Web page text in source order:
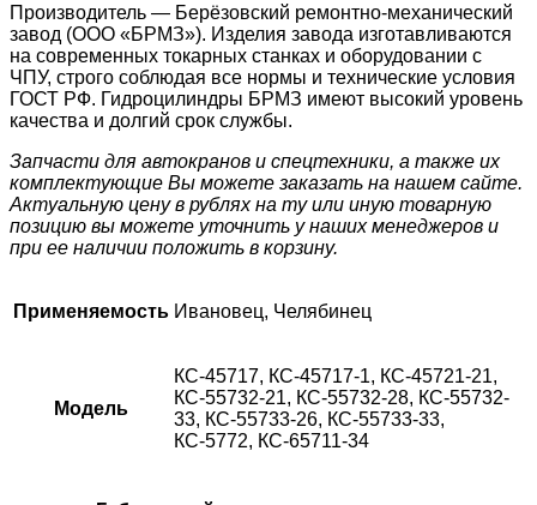
Производитель — Берёзовский ремонтно-механический
завод (ООО «БРМЗ»). Изделия завода изготавливаются
на современных токарных станках и оборудовании с
ЧПУ, строго соблюдая все нормы и технические условия
ГОСТ РФ. Гидроцилиндры БРМЗ имеют высокий уровень
качества и долгий срок службы.
Запчасти для автокранов и спецтехники, а также их
комплектующие Вы можете заказать на нашем сайте.
Актуальную цену в рублях на ту или иную товарную
позицию вы можете уточнить у наших менеджеров и
при ее наличии положить в корзину.
Применяемость Ивановец, Челябинец
Модель
КС-45717, КС-45717-1, КС-45721-21,
КС-55732-21, КС-55732-28, КС-55732-
33, КС-55733-26, КС-55733-33,
КС-5772, КС-65711-34